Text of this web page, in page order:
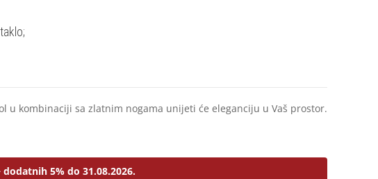
u kombinaciji sa zlatnim nogama unijeti će eleganciju u Vaš prostor.
5% do 31.08.2026.